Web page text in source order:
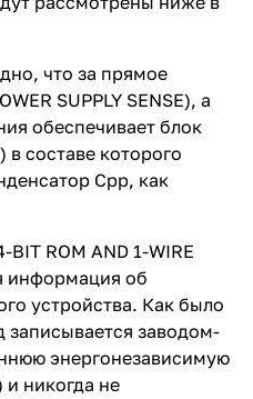
что за прямое
SUPPLY SENSE), а
обеспечивает блок
в составе которого
Срр, как
ROM AND 1-WIRE
информация об
устройства. Как было
заводом-
энергонезависимую
и никогда не